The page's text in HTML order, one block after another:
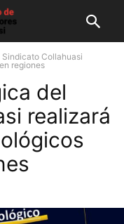
Collahuasi
regiones
del
realizará